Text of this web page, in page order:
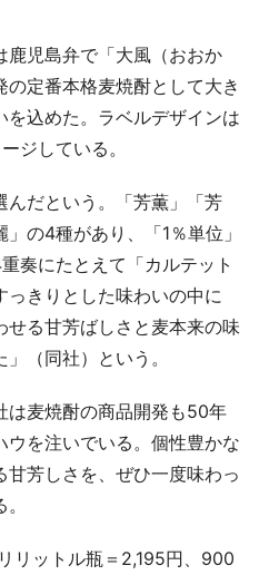
児島弁で「大風（おおか
定番本格麦焼酎として大き
込めた。ラベルデザインは
ジしている。
だという。「芳薫」「芳
の4種があり、「1％単位」
奏にたとえて「カルテット
きりとした味わいの中に
せる甘芳ばしさと麦本来の味
（同社）という。
麦焼酎の商品開発も50年
を注いでいる。個性豊かな
芳しさを、ぜひ一度味わっ
リットル瓶＝2,195円、900